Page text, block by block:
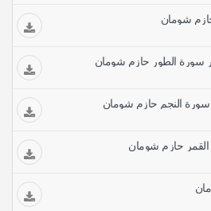
شومان
سورة الطور حازم شومان
النجم حازم شومان
حازم شومان